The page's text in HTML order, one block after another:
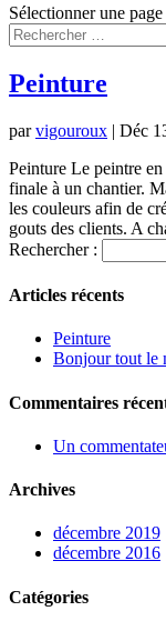
Sélectionner une page
Peinture
parvigouroux | Déc
Peinture Le peintre
finale à un chantier.
les couleurs afin de
gouts des clients. A
Rechercher :
Articles récents
Peinture
Bonjour tout le
Commentaires
Un
Archives
décembre 2019
décembre 2016
Catégories